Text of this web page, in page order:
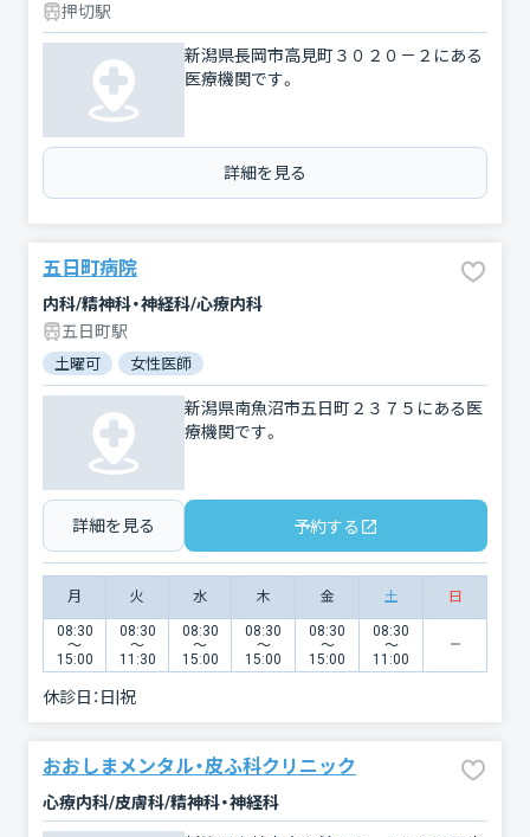
押切駅
新潟県長岡市高見町３０２０－２にある
医療機関です。
詳細を見る
五日町病院
内科/精神科・神経科/心療内科
五日町駅
土曜可 女性医師
新潟県南魚沼市五日町２３７５にある医
療機関です。
詳細を見る 予約する
月 火 水 木 金 土 日
08:30
〜
15:00
08:30
〜
11:30
08:30
〜
15:00
08:30
〜
15:00
08:30
〜
15:00
08:30
〜
11:00
休診日： 日|祝
おおしまメンタル・皮ふ科クリニック
心療内科/皮膚科/精神科・神経科